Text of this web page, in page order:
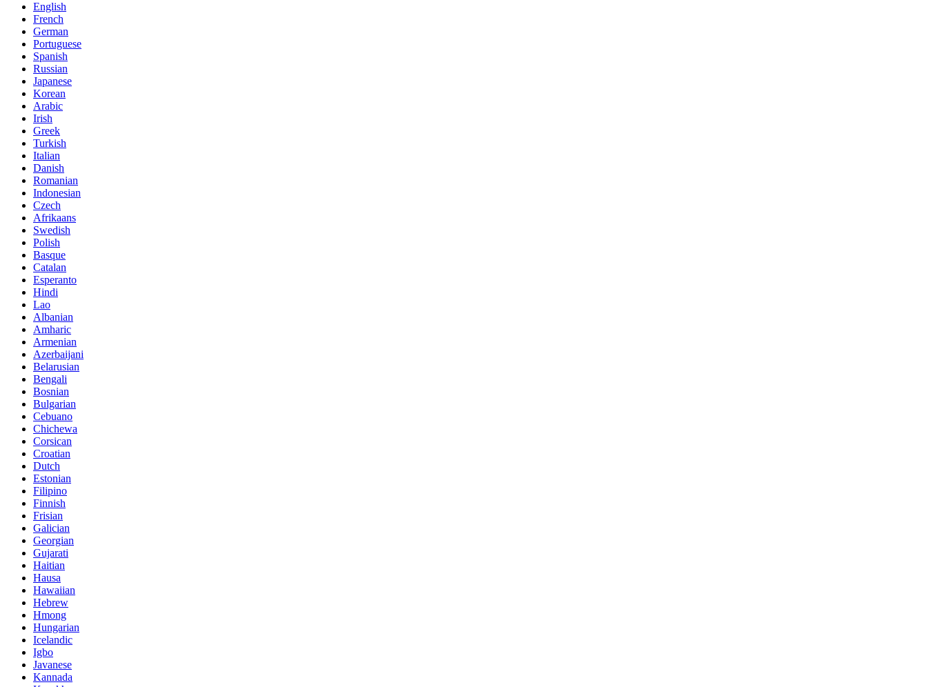
English
French
German
Portuguese
Spanish
Russian
Japanese
Korean
Arabic
Irish
Greek
Turkish
Italian
Danish
Romanian
Indonesian
Czech
Afrikaans
Swedish
Polish
Basque
Catalan
Esperanto
Hindi
Lao
Albanian
Amharic
Armenian
Azerbaijani
Belarusian
Bengali
Bosnian
Bulgarian
Cebuano
Chichewa
Corsican
Croatian
Dutch
Estonian
Filipino
Finnish
Frisian
Galician
Georgian
Gujarati
Haitian
Hausa
Hawaiian
Hebrew
Hmong
Hungarian
Icelandic
Igbo
Javanese
Kannada